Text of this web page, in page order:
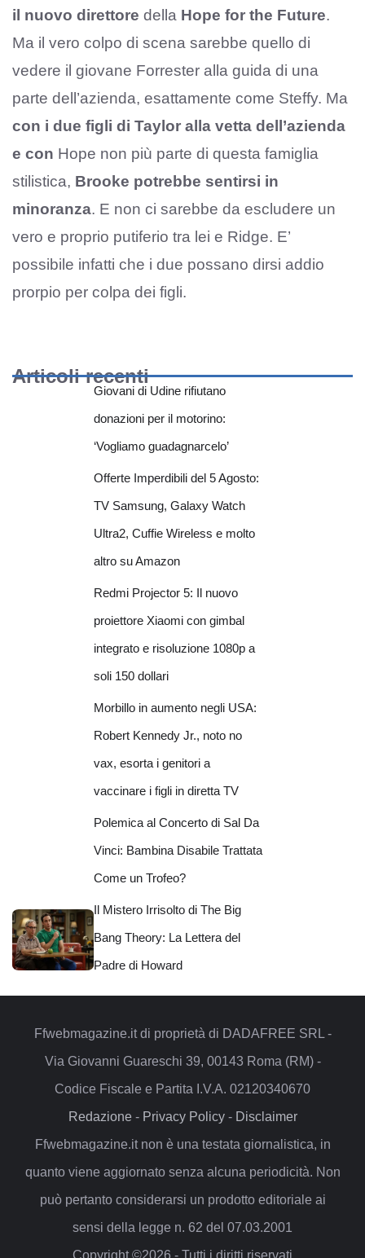
il nuovo direttore della Hope for the Future.
Ma il vero colpo di scena sarebbe quello di
vedere il giovane Forrester alla guida di una
parte dell’azienda, esattamente come Steffy. Ma
con i due figli di Taylor alla vetta dell’azienda
e con Hope non più parte di questa famiglia
stilistica, Brooke potrebbe sentirsi in
minoranza. E non ci sarebbe da escludere un
vero e proprio putiferio tra lei e Ridge. E’
possibile infatti che i due possano dirsi addio
prorpio per colpa dei figli.
Articoli recenti
Giovani di Udine rifiutano
donazioni per il motorino:
‘Vogliamo guadagnarcelo’
Offerte Imperdibili del 5 Agosto:
TV Samsung, Galaxy Watch
Ultra2, Cuffie Wireless e molto
altro su Amazon
Redmi Projector 5: Il nuovo
proiettore Xiaomi con gimbal
integrato e risoluzione 1080p a
soli 150 dollari
Morbillo in aumento negli USA:
Robert Kennedy Jr., noto no
vax, esorta i genitori a
vaccinare i figli in diretta TV
Polemica al Concerto di Sal Da
Vinci: Bambina Disabile Trattata
Come un Trofeo?
Il Mistero Irrisolto di The Big
Bang Theory: La Lettera del
Padre di Howard
Ffwebmagazine.it di proprietà di DADAFREE SRL -
Via Giovanni Guareschi 39, 00143 Roma (RM) -
Codice Fiscale e Partita I.V.A. 02120340670
Redazione- Privacy Policy- Disclaimer
Ffwebmagazine.it non è una testata giornalistica, in
quanto viene aggiornato senza alcuna periodicità. Non
può pertanto considerarsi un prodotto editoriale ai
sensi della legge n. 62 del 07.03.2001